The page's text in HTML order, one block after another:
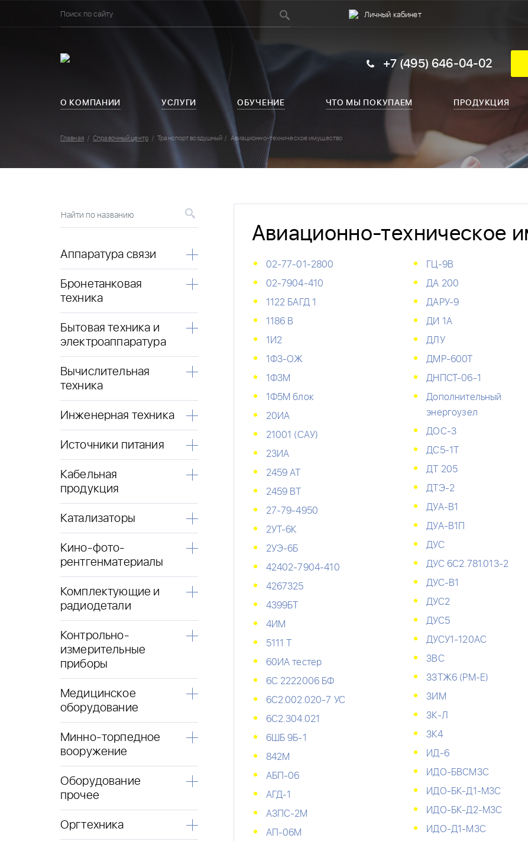
Личный кабинет
+7 (495) 646-04-02
О КОМПАНИИ УСЛУГИ ОБУЧЕНИЕ ЧТО МЫ ПОКУПАЕМ ПРОДУКЦИЯ
Главная Справочный центр Транспорт воздушный Авиационно-техническое имущество
Найти по названию
Аппаратура связи
Бронетанковая
техника
Бытовая техника и
электроаппаратура
Вычислительная
техника
Инженерная техника
Источники питания
Кабельная
продукция
Катализаторы
Кино-фото-
рентгенматериалы
Комплектующие и
радиодетали
Контрольно-
измерительные
приборы
Медицинское
оборудование
Минно-торпедное
вооружение
Оборудование
прочее
Оргтехника
Авиационно-техническое
02-77-01-2800
02-7904-410
1122 БАГД 1
1186 В
1И2
1Ф3-ОЖ
1Ф3М
1Ф5М блок
20ИА
21001 (САУ)
23ИА
2459 АТ
2459 ВТ
27-79-4950
2УТ-6К
2УЭ-6Б
42402-7904-410
4267325
4399БТ
4ИМ
5111 Т
60ИА тестер
6С 2222006 БФ
6С2.002.020-7 УС
6С2.304.021
6ШБ 9Б-1
842М
АБП-06
АГД-1
АЗПС-2М
АП-06М
ГЦ-9В
ДА 200
ДАРУ-9
ДИ 1А
ДЛУ
ДМР-600Т
ДНПСТ-06-1
Дополнительный
энергоузел
ДОС-3
ДС5-1Т
ДТ 205
ДТЭ-2
ДУА-В1
ДУА-В1П
ДУС
ДУС 6С2.781.013-2
ДУС-В1
ДУС2
ДУС5
ДУСУ1-120АС
ЗВС
ЗЗТЖ6 (РМ-Е)
ЗИМ
ЗК-Л
ЗК4
ИД-6
ИДО-БВСМ3С
ИДО-БК-Д1-М3С
ИДО-БК-Д2-М3С
ИДО-Д1-М3С